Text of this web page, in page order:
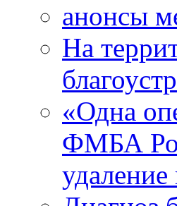
анонсы
На
«Одна
ФМБА